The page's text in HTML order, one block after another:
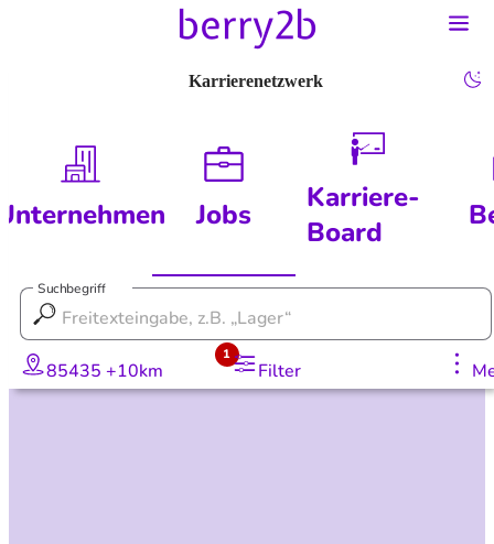
Karrierenetzwerk
Jobs
Karriere-
Board
Suchbegriff
85435 +10km Filter
1